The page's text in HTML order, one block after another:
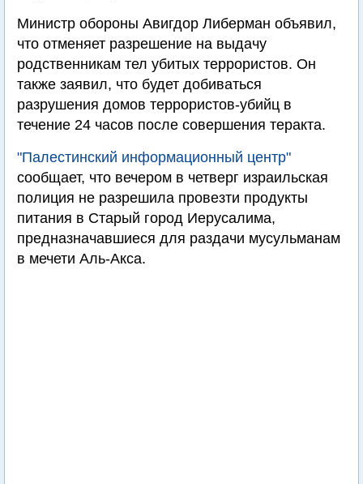
Министр обороны Авигдор Либерман объявил,
что отменяет разрешение на выдачу
родственникам тел убитых террористов. Он
также заявил, что будет добиваться
разрушения домов террористов-убийц в
течение 24 часов после совершения теракта.
"Палестинский информационный центр"
сообщает, что вечером в четверг израильская
полиция не разрешила провезти продукты
питания в Старый город Иерусалима,
предназначавшиеся для раздачи мусульманам
в мечети Аль-Акса.